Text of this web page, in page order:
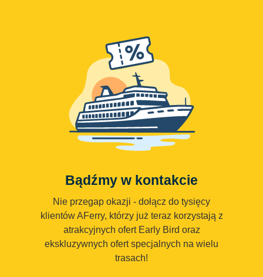
Bądźmy w kontakcie
Nie przegap okazji - dołącz do tysięcy
klientów AFerry, którzy już teraz korzystają z
atrakcyjnych ofert Early Bird oraz
ekskluzywnych ofert specjalnych na wielu
trasach!